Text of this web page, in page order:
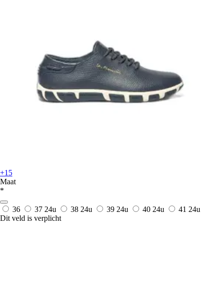
+15
Maat
*
36 37 24u 38 24u 39 24u 40 24u 41 24u
Dit veld is verplicht